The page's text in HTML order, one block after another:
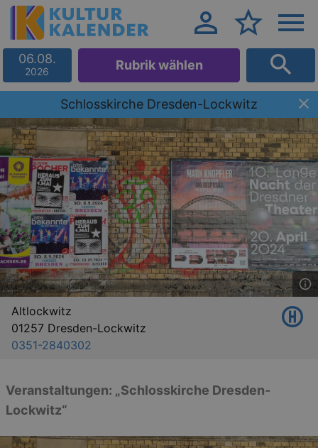
06.08.
2026 Rubrik wählen
Schlosskirche Dresden-Lockwitz
Altlockwitz
01257 Dresden-Lockwitz
0351-2840302
Veranstaltungen: „Schlosskirche Dresden-
Lockwitz“